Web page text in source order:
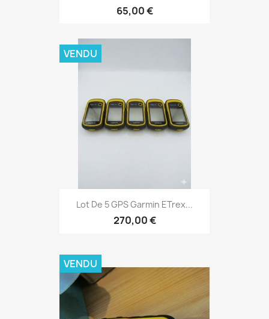
65,00 €
Aperçu rapide
Lot De 5 GPS Garmin ETrex...
270,00 €
VENDU
VENDU